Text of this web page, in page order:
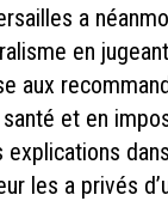
a
en
aux
et en
les a privés